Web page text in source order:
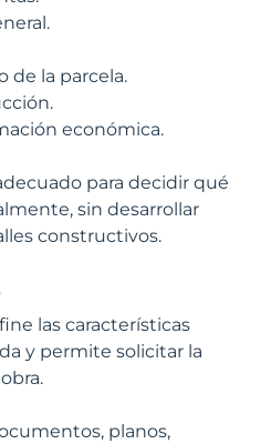
de la parcela.
económica.
para decidir qué
sin desarrollar
constructivos.
las características
y permite solicitar la
planos,